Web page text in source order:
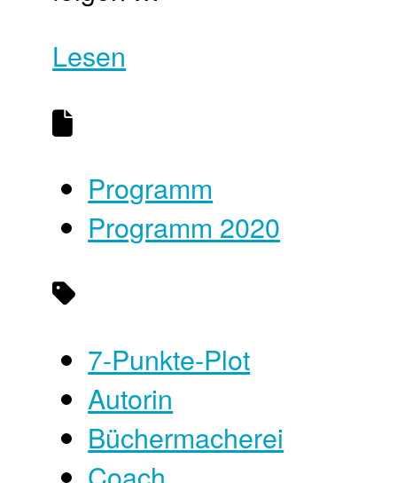
Lesen
Programm
Programm 2020
7-Punkte-Plot
Autorin
Büchermacherei